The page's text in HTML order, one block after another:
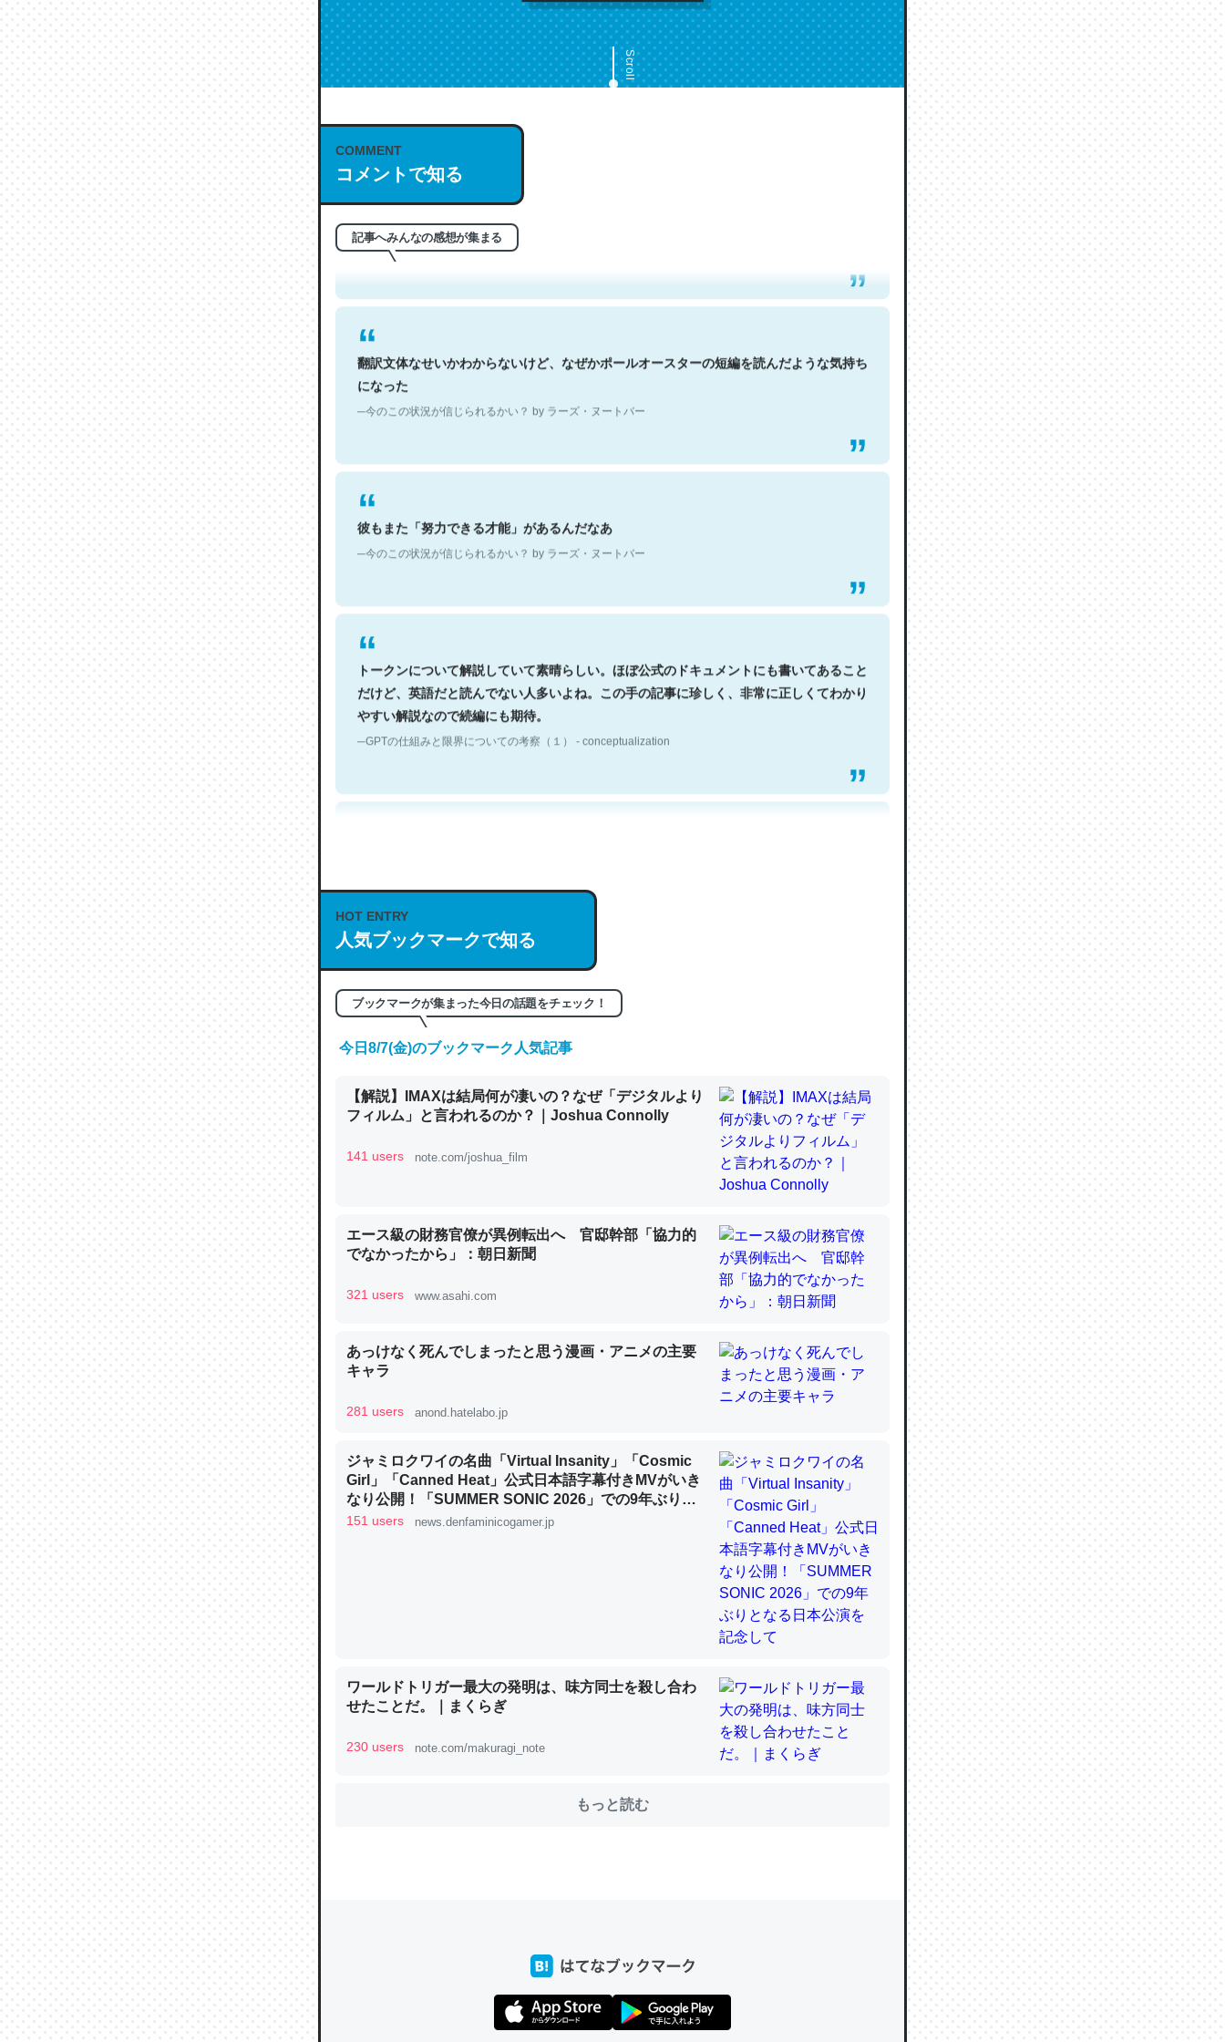
Scroll
COMMENT
コメントで知る
記事へみんなの感想が集まる
これは名文。彼はとてもクレバーなんだろうなと凄く思う。英語少しでも読める人は原文
もお勧め。自分はこの流れ好き。Let’s Fucking Go. Then Covid hit. Shit.
─今のこの状況が信じられるかい？ by ラーズ・ヌートバー
翻訳文体なせいかわからないけど、なぜかポールオースターの短編を読んだような気持ち
になった
─今のこの状況が信じられるかい？ by ラーズ・ヌートバー
彼もまた「努力できる才能」があるんだなあ
─今のこの状況が信じられるかい？ by ラーズ・ヌートバー
トークンについて解説していて素晴らしい。ほぼ公式のドキュメントにも書いてあること
だけど、英語だと読んでない人多いよね。この手の記事に珍しく、非常に正しくてわかり
やすい解説なので続編にも期待。
─GPTの仕組みと限界についての考察（１） - conceptualization
─GPTの仕組みと限界についての考察（１） - conceptualization
これは良記事。32768トークンだと英語小説100ページ分くらい。小説でいう「ずっと前
の伏線」は回収されないけど、短期記憶というには多い分量。進化すればするほど分かり
やすく強くなりそう
昆虫ってカルシウム少ないのか。知らんかった。調べたらコオロギのカルシウム分はエビ
─ニュース :: 【研究発表】昆虫学の大問題＝「昆虫はなぜ海にいないのか」に関する新仮説
論文では「淡水はカルシウムも酸素も不足してて両方に不利だから両方が拮抗してるので
は」とあって面白い。海にいる鋏角類（カブトガニ・ウミグモ）はカルシウムを使わずキ
これを元に考えるとカルシウムを大量に使う脊椎動物と貝類は苦労してるんだな…。腹足
─ニュース :: 【研究発表】昆虫学の大問題＝「昆虫はなぜ海にいないのか」に関する新仮説
ウチもEchoを実家に置いて４年。でたまに覗いてる。ぼちぼちRingも置こうかと画策
中。あと、Googleマップで位置情報を共有してる。電池残量や充電中かが分かるのでこ
れ見て生きてるなって分かる。
を実質100倍以上に伸ばす効果があるはず……
HOT ENTRY
人気ブックマークで知る
ブックマークが集まった今日の話題をチェック！
今日8/7(金)のブックマーク人気記事
【解説】IMAXは結局何が凄いの？なぜ「デジタルより
フィルム」と言われるのか？｜Joshua Connolly
141 users note.com/joshua_film
エース級の財務官僚が異例転出へ 官邸幹部「協力的
でなかったから」：朝日新聞
321 users www.asahi.com
あっけなく死んでしまったと思う漫画・アニメの主要
キャラ
281 users anond.hatelabo.jp
ジャミロクワイの名曲「Virtual Insanity」「Cosmic
Girl」「Canned Heat」公式日本語字幕付きMVがいき
なり公開！「SUMMER SONIC 2026」での9年ぶりと
なる日本公演を記念して
151 users news.denfaminicogamer.jp
ワールドトリガー最大の発明は、味方同士を殺し合わ
せたことだ。｜まくらぎ
230 users note.com/makuragi_note
もっと読む